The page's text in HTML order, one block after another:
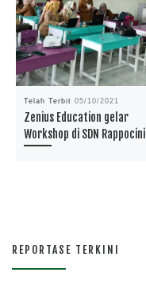
Telah Terbit05/10/2021
Zenius Education gelar
Workshop di SDN Rappocini
REPORTASE TERKINI